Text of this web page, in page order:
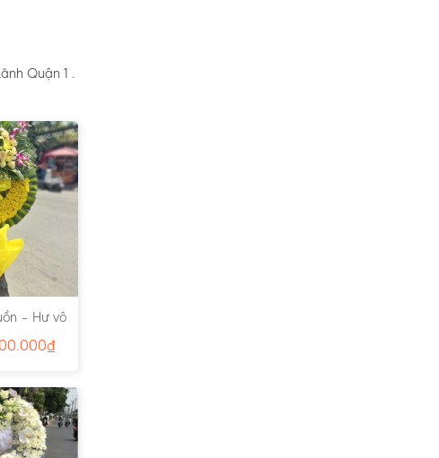
Quận 1 .
– Hư vô
₫